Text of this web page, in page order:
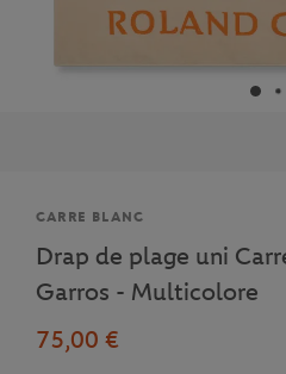
Marque
CARRE BLANC
Drap de plage uni
Garros - Multicolore
75,00 €